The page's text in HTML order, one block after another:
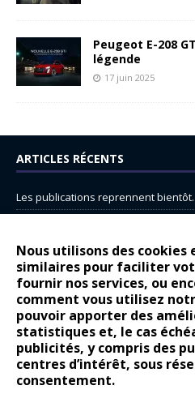
Nous utilisons des cookies
similaires pour faciliter
fournir nos services, ou
comment vous utilisez
pouvoir apporter des
statistiques et, le cas
publicités, y compris des
centres d’intérêt, sous
consentement.
Peugeot E-208
légende
17 juin 2025
ARTICLES RÉCENTS
Les publications reprennent
14 juillet : nouveau film de marque
Renault Espace : voyage, voyage…
Peugeot E-208 GTi : naissance d’une
COMMENTAIRES RÉCENTS
Bernard DardartdansDacia